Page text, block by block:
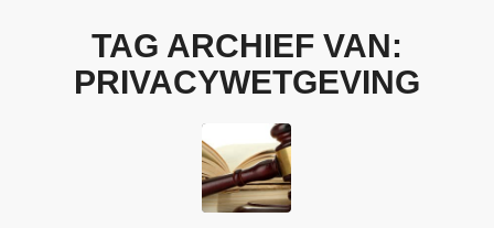
TAG ARCHIEF VAN:
PRIVACYWETGEVING